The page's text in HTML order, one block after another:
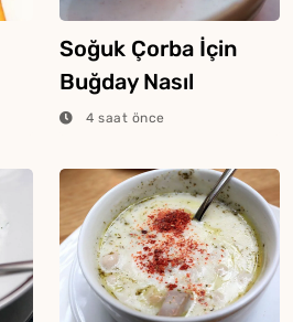
Soğuk Çorba İçin
Buğday Nasıl
Haşlanır?
4 saat önce